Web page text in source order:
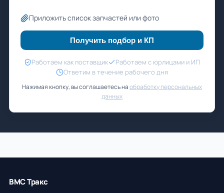
Приложить список запчастей или фото
Получить подбор и КП
Работаем как поставщик
Работаем с юрлицами и ИП
Ответим в течение рабочего дня
Нажимая кнопку, вы соглашаетесь наобработку персональных
данных
ВМС Тракс